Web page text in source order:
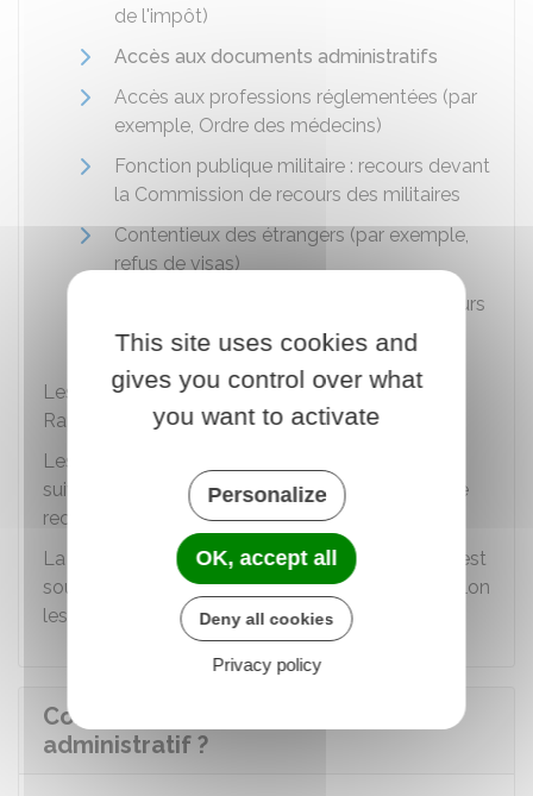
de l'impôt)
Accès aux documents administratifs
Accès aux professions réglementées (par
exemple, Ordre des médecins)
Fonction publique militaire : recours devant
la Commission de recours des militaires
Contentieux des étrangers (par exemple,
refus de visas)
Contentieux sociaux (par exemple, recours
contre une décision de laMDPH).
Les règles applicables sont différentes selon les
Rapo.
Les différences peuvent porter sur les points
suivants : délais desaisine, instance collégiale de
recours,
procédure contradictoire.
La décision administrative dont la contestation est
soumise à un Rapo indique les voies et délais selon
lesquels le recours doit être exercé.
Comment se fait le recours
administratif ?
This site uses cookies and
gives you control over what
you want to activate
Personalize
OK, accept all
Deny all cookies
Privacy policy